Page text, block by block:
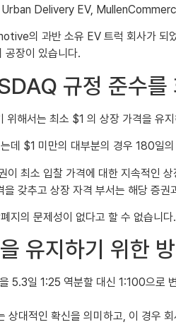
Delivery EV,
의 과반 소유 EV 트럭 회사가
장이 있습니다.
규정 준수를
해서는 최소 $1 의 상장 가격을
데 $1 미만의 대부분의 경우 180
최소 입찰 가격에 대한 지속적인
갖추고 상장 자격 부서는 해당 증
지의 문제성이 없다고 할 수 없습니다.
유지하기 위한
5.3일 1:25 역분할 대신 1:100으로
상대적인 확신을 의미하고, 이 경우